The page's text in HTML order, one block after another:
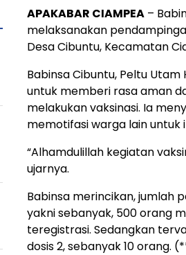
APAKABAR CIAMPEA –
melaksanakan
Desa Cibuntu, Kecamatan
Babinsa Cibuntu, Peltu
untuk memberi rasa aman
melakukan vaksinasi. Ia
memotifasi warga lain untuk
“Alhamdulillah kegiatan
ujarnya.
Babinsa merincikan, jumlah
yakni sebanyak, 500 orang
teregistrasi. Sedangkan
dosis 2, sebanyak 10 orang.